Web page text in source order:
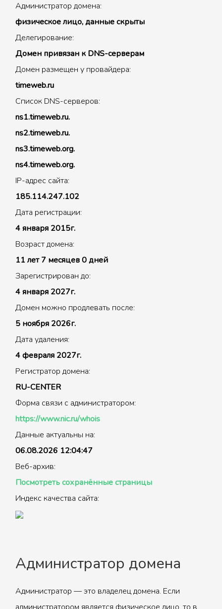
Администратор домена:
физическое лицо, данные скрыты
Делегирование:
Домен привязан к DNS-серверам
Домен размещен у провайдера:
timeweb.ru
Список DNS-серверов:
ns1.timeweb.ru.
ns2.timeweb.ru.
ns3.timeweb.org.
ns4.timeweb.org.
IP-адрес сайта:
185.114.247.102
Дата регистрации:
4 января 2015г.
Возраст домена:
11 лет 7 месяцев 0 дней
Зарегистрирован до:
4 января 2027г.
Домен можно продлевать после:
5 ноября 2026г.
Дата удаления:
4 февраля 2027г.
Регистратор домена:
RU-CENTER
Форма связи с администратором:
https://www.nic.ru/whois
Данные актуальны на:
06.08.2026 12:04:47
Веб-архив:
Посмотреть сохранённые страницы
Индекс качества сайта:
Администратор домена
Администратор — это владелец домена. Если